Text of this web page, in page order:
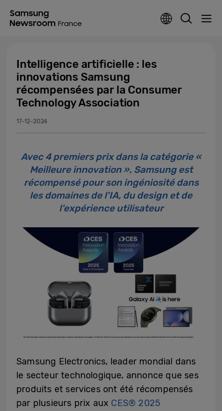
Intelligence artificielle : les
innovations Samsung
récompensées par la Consumer
Technology Association
17-12-2024
Avec 4 premiers prix dans la catégorie «
Meilleure innovation », Samsung est
récompensé pour son ingéniosité dans
les domaines de l’IA, du design et de
l’expérience utilisateur
Samsung Electronics, leader mondial dans
le secteur technologique, annonce que ses
produits et services ont été récompensés
par plusieurs prix aux CES® 2025